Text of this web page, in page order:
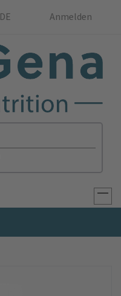
DE Anmelden